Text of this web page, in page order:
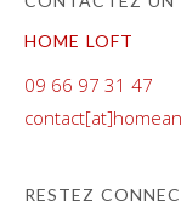
HOME LOFT
09 66 97 31 47
RESTEZ